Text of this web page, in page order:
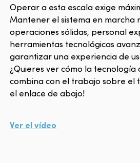
Operar a esta escala exige
Mantener el sistema en marcha
operaciones sólidas, personal
herramientas tecnológicas
garantizar una experiencia de
¿Quieres ver cómo la tecnología
combina con el trabajo sobre el
el enlace de abajo!
Ver el vídeo